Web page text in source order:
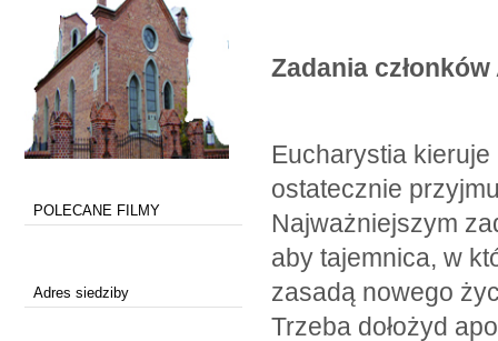
POLECANE FILMY
Adres siedziby
Zadania
Eucharystia
ostatecznie
Najważniejszym
aby tajemnica, w
zasadą nowego
Trzeba dołożyd